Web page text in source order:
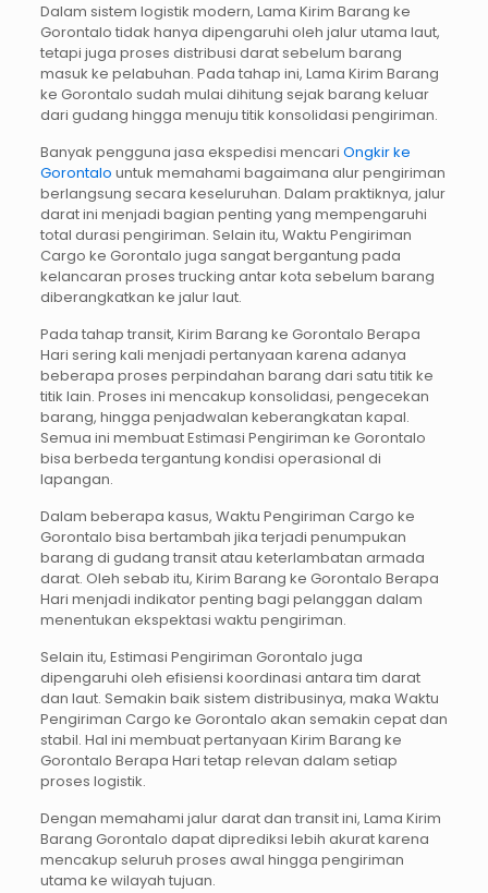
Dalam sistem logistik modern, Lama Kirim Barang ke
Gorontalo tidak hanya dipengaruhi oleh jalur utama laut,
tetapi juga proses distribusi darat sebelum barang
masuk ke pelabuhan. Pada tahap ini, Lama Kirim Barang
ke Gorontalo sudah mulai dihitung sejak barang keluar
dari gudang hingga menuju titik konsolidasi pengiriman.
Banyak pengguna jasa ekspedisi mencari Ongkir ke
Gorontalo untuk memahami bagaimana alur pengiriman
berlangsung secara keseluruhan. Dalam praktiknya, jalur
darat ini menjadi bagian penting yang mempengaruhi
total durasi pengiriman. Selain itu, Waktu Pengiriman
Cargo ke Gorontalo juga sangat bergantung pada
kelancaran proses trucking antar kota sebelum barang
diberangkatkan ke jalur laut.
Pada tahap transit, Kirim Barang ke Gorontalo Berapa
Hari sering kali menjadi pertanyaan karena adanya
beberapa proses perpindahan barang dari satu titik ke
titik lain. Proses ini mencakup konsolidasi, pengecekan
barang, hingga penjadwalan keberangkatan kapal.
Semua ini membuat Estimasi Pengiriman ke Gorontalo
bisa berbeda tergantung kondisi operasional di
lapangan.
Dalam beberapa kasus, Waktu Pengiriman Cargo ke
Gorontalo bisa bertambah jika terjadi penumpukan
barang di gudang transit atau keterlambatan armada
darat. Oleh sebab itu, Kirim Barang ke Gorontalo Berapa
Hari menjadi indikator penting bagi pelanggan dalam
menentukan ekspektasi waktu pengiriman.
Selain itu, Estimasi Pengiriman Gorontalo juga
dipengaruhi oleh efisiensi koordinasi antara tim darat
dan laut. Semakin baik sistem distribusinya, maka Waktu
Pengiriman Cargo ke Gorontalo akan semakin cepat dan
stabil. Hal ini membuat pertanyaan Kirim Barang ke
Gorontalo Berapa Hari tetap relevan dalam setiap
proses logistik.
Dengan memahami jalur darat dan transit ini, Lama Kirim
Barang Gorontalo dapat diprediksi lebih akurat karena
mencakup seluruh proses awal hingga pengiriman
utama ke wilayah tujuan.